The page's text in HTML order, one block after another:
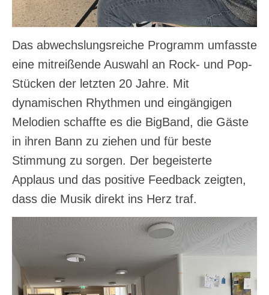
Das abwechslungsreiche Programm umfasste
eine mitreißende Auswahl an Rock- und Pop-
Stücken der letzten 20 Jahre. Mit
dynamischen Rhythmen und eingängigen
Melodien schaffte es die BigBand, die Gäste
in ihren Bann zu ziehen und für beste
Stimmung zu sorgen. Der begeisterte
Applaus und das positive Feedback zeigten,
dass die Musik direkt ins Herz traf.